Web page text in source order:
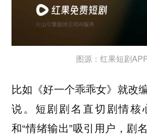
图源：红果短剧
比如《好一个乖乖女》就改
说。 短剧剧名直切剧情核
和“情绪输出”吸引用户，剧